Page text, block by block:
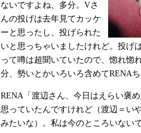
ないですよね、多分。Vさ
んの投げは去年見てカッケ
ーと思ったし、投げられた
いと思っちゃいましたけれど。投げ
って噂は超聞いていたので、惚れ惚
分、勢いとかいろいろ含めてRENA
RENA「渡辺さん、今日はえらい褒
思っていたんですけれど（渡辺＝い
みたいな）。私は今のところいない